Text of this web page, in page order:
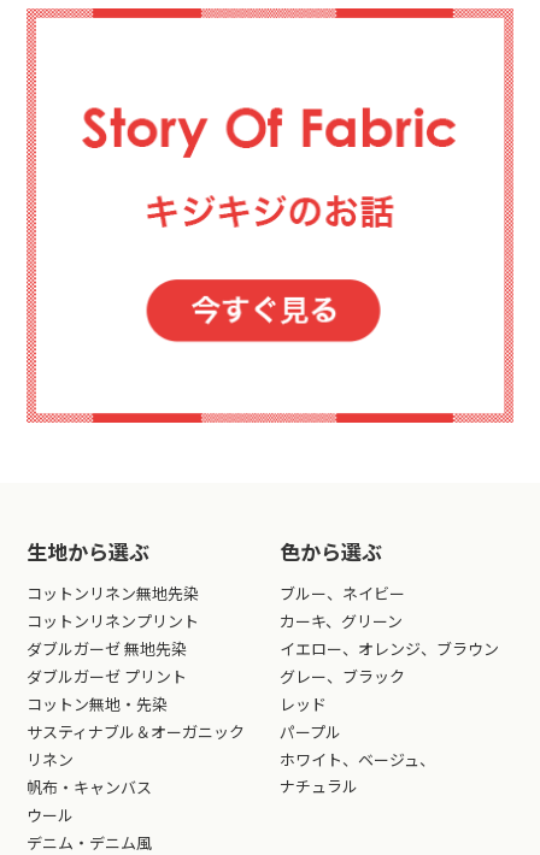
生地から選ぶ
コットンリネン無地先染
コットンリネンプリント
ダブルガーゼ 無地先染
ダブルガーゼ プリント
コットン無地・先染
サスティナブル＆オーガニック
リネン
帆布・キャンバス
ウール
デニム・デニム風
色から選ぶ
ブルー、ネイビー
カーキ、グリーン
イエロー、オレンジ、ブラウン
グレー、ブラック
レッド
パープル
ホワイト、ベージュ、
ナチュラル